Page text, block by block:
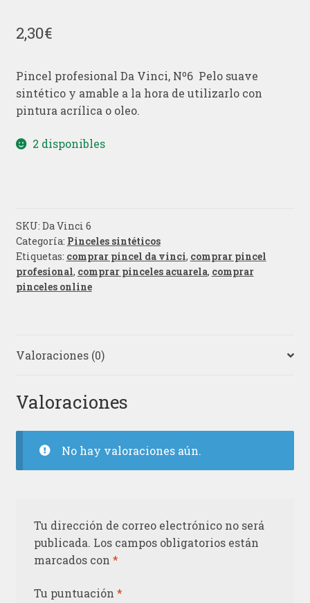
2,30€
Pincel profesional Da Vinci, Nº6 Pelo suave
sintético y amable a la hora de utilizarlo con
pintura acrílica o oleo.
2 disponibles
SKU: Da Vinci 6
Categoría: Pinceles sintéticos
Etiquetas: comprar pincel da vinci, comprar pincel
profesional, comprar pinceles acuarela, comprar
pinceles online
Valoraciones (0)
Valoraciones
No hay valoraciones aún.
Tu dirección de correo electrónico no será
publicada. Los campos obligatorios están
marcados con *
Tu puntuación *